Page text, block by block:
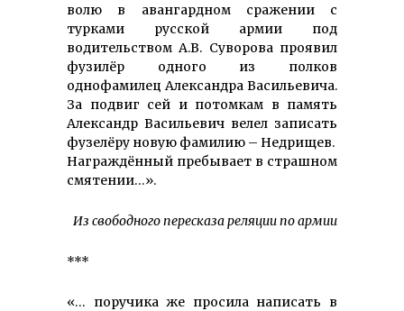
волю в авангардном сражении с
турками русской армии под
водительством А.В. Суворова проявил
фузилёр одного из полков
однофамилец Александра Васильевича.
За подвиг сей и потомкам в память
Александр Васильевич велел записать
фузелёру новую фамилию – Недрищев.
Награждённый пребывает в страшном
смятении…».
Из свободного пересказа реляции по армии
***
«… поручика же просила написать в